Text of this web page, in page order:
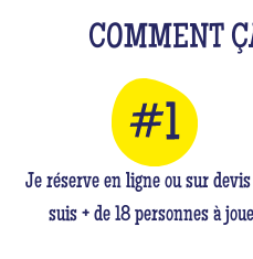
COMMENT
Je réserve en ligne ou sur
suis + de 18 personnes à